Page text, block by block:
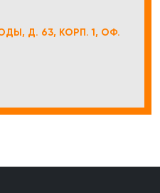
Д. 63, КОРП. 1, ОФ.